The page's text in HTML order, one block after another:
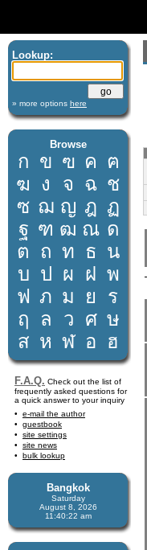
Lookup:
» more options here
Browse
ก ข ฃ ค ฅ
ฆ ง จ ฉ ช
ซ ฌ ญ ฎ ฏ
ฐ ฑ ฒ ณ ด
ต ถ ท ธ น
บ ป ผ ฝ พ
ฟ ภ ม ย
ร
ฤ
ล ว ศ ษ
ส ห ฬ อ ฮ
F.A.Q. Check out the list of
frequently asked questions for
a quick answer to your inquiry
e-mail the author
guestbook
site settings
site news
bulk lookup
Bangkok
Saturday
August 8, 2026
11:40:22 am